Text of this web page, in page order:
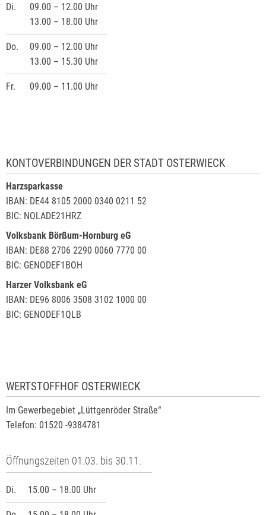
Di.
09.00 – 12.00 Uhr
13.00 – 18.00 Uhr
Do.
09.00 – 12.00 Uhr
13.00 – 15.30 Uhr
Fr. 09.00 – 11.00 Uhr
KONTOVERBINDUNGEN DER STADT OSTERWIECK
Harzsparkasse
IBAN: DE44 8105 2000 0340 0211 52
BIC: NOLADE21HRZ
Volksbank Börßum-Hornburg eG
IBAN: DE88 2706 2290 0060 7770 00
BIC: GENODEF1BOH
Harzer Volksbank eG
IBAN: DE96 8006 3508 3102 1000 00
BIC: GENODEF1QLB
WERTSTOFFHOF OSTERWIECK
Im Gewerbegebiet „Lüttgenröder Straße“
Telefon: 01520 -9384781
Öffnungszeiten 01.03. bis 30.11.
Di. 15.00 – 18.00 Uhr